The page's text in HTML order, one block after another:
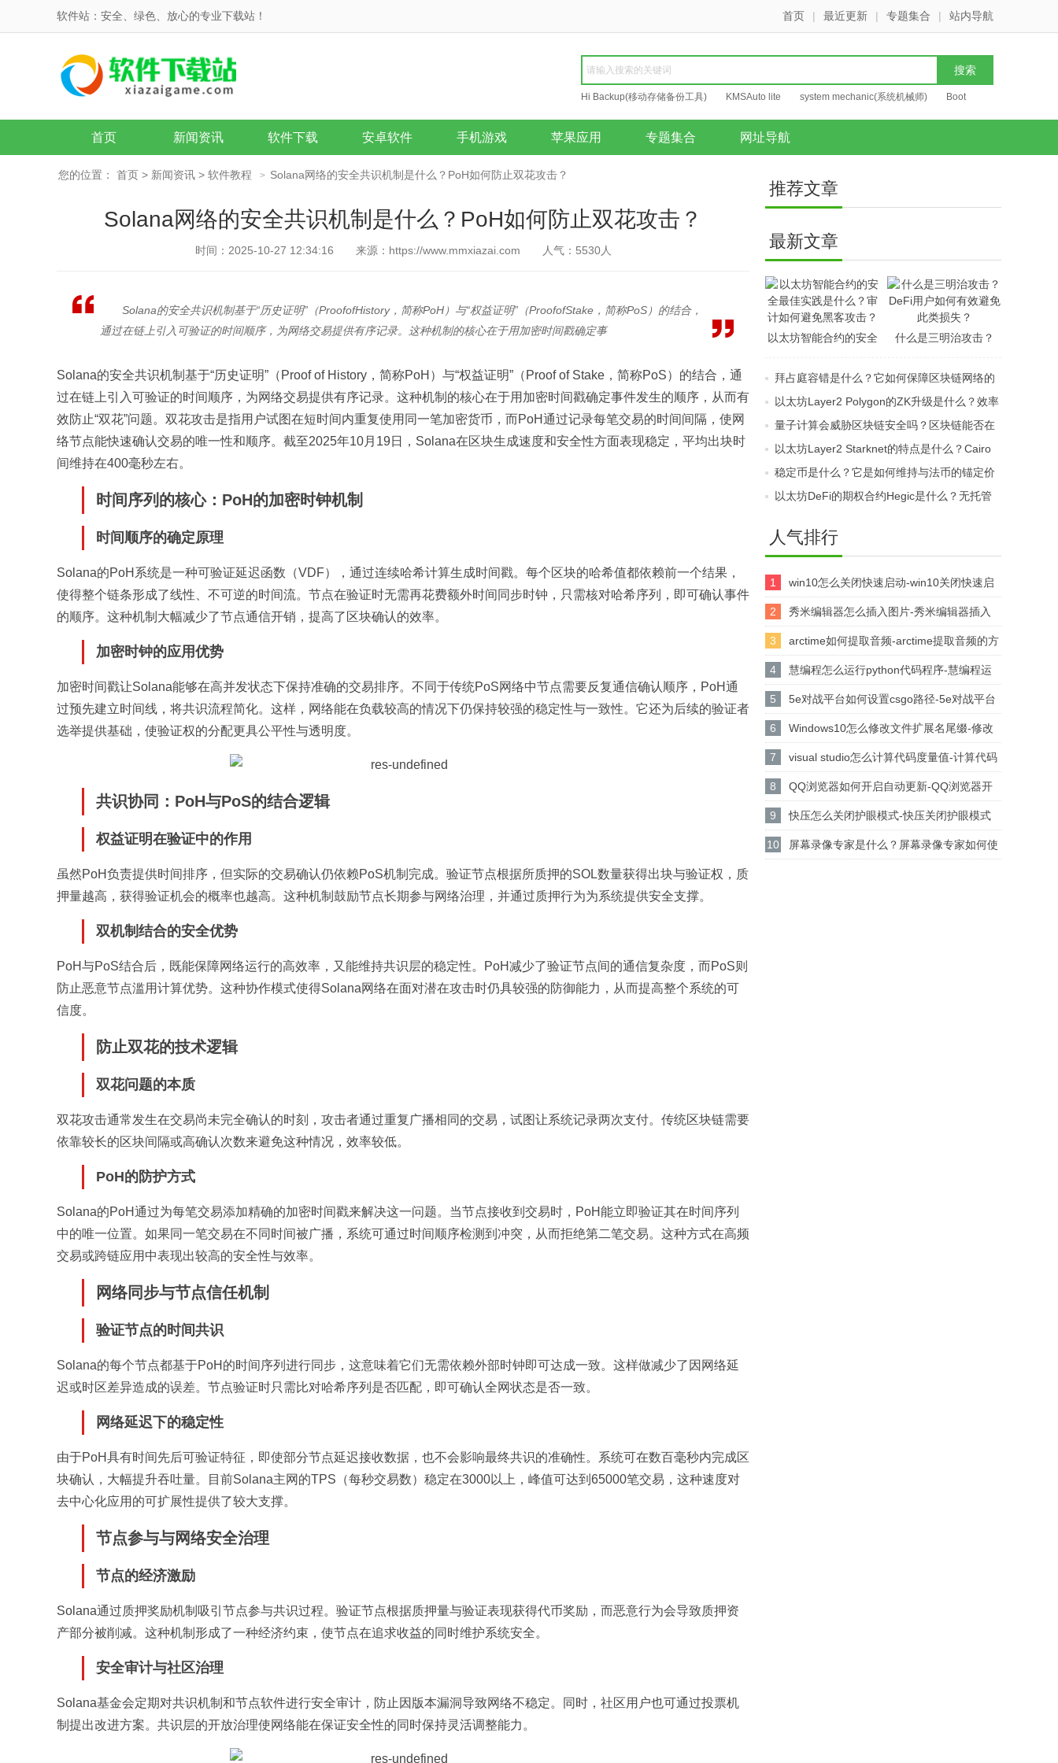
软件站：安全、绿色、放心的专业下载站！ 首页 | 最近更新 | 专题集合 | 站内导航
Hi Backup(移动存储备份工具) KMSAuto lite system mechanic(系统机械师) Boot
Repair
首页 新闻资讯 软件下载 安卓软件 手机游戏 苹果应用 专题集合 网址导航
您的位置： 首页 > 新闻资讯 > 软件教程 > Solana网络的安全共识机制是什么？PoH如何防止双花攻击？
Solana网络的安全共识机制是什么？PoH如何防止双花攻击？
时间：2025-10-27 12:34:16 来源：https://www.mmxiazai.com 人气： 5530人
Solana的安全共识机制基于“历史证明”（ProofofHistory，简称PoH）与“权益证明”（ProofofStake，简称PoS）的结合，
通过在链上引入可验证的时间顺序，为网络交易提供有序记录。这种机制的核心在于用加密时间戳确定事
Solana的安全共识机制基于“历史证明”（Proof of History，简称PoH）与“权益证明”（Proof of Stake，简称PoS）的结合，通
过在链上引入可验证的时间顺序，为网络交易提供有序记录。这种机制的核心在于用加密时间戳确定事件发生的顺序，从而有
效防止“双花”问题。双花攻击是指用户试图在短时间内重复使用同一笔加密货币，而PoH通过记录每笔交易的时间间隔，使网
络节点能快速确认交易的唯一性和顺序。截至2025年10月19日，Solana在区块生成速度和安全性方面表现稳定，平均出块时
间维持在400毫秒左右。
时间序列的核心：PoH的加密时钟机制
时间顺序的确定原理
Solana的PoH系统是一种可验证延迟函数（VDF），通过连续哈希计算生成时间戳。每个区块的哈希值都依赖前一个结果，
使得整个链条形成了线性、不可逆的时间流。节点在验证时无需再花费额外时间同步时钟，只需核对哈希序列，即可确认事件
的顺序。这种机制大幅减少了节点通信开销，提高了区块确认的效率。
加密时钟的应用优势
加密时间戳让Solana能够在高并发状态下保持准确的交易排序。不同于传统PoS网络中节点需要反复通信确认顺序，PoH通
过预先建立时间线，将共识流程简化。这样，网络能在负载较高的情况下仍保持较强的稳定性与一致性。它还为后续的验证者
选举提供基础，使验证权的分配更具公平性与透明度。
共识协同：PoH与PoS的结合逻辑
权益证明在验证中的作用
虽然PoH负责提供时间排序，但实际的交易确认仍依赖PoS机制完成。验证节点根据所质押的SOL数量获得出块与验证权，质
押量越高，获得验证机会的概率也越高。这种机制鼓励节点长期参与网络治理，并通过质押行为为系统提供安全支撑。
双机制结合的安全优势
PoH与PoS结合后，既能保障网络运行的高效率，又能维持共识层的稳定性。PoH减少了验证节点间的通信复杂度，而PoS则
防止恶意节点滥用计算优势。这种协作模式使得Solana网络在面对潜在攻击时仍具较强的防御能力，从而提高整个系统的可
信度。
防止双花的技术逻辑
双花问题的本质
双花攻击通常发生在交易尚未完全确认的时刻，攻击者通过重复广播相同的交易，试图让系统记录两次支付。传统区块链需要
依靠较长的区块间隔或高确认次数来避免这种情况，效率较低。
PoH的防护方式
Solana的PoH通过为每笔交易添加精确的加密时间戳来解决这一问题。当节点接收到交易时，PoH能立即验证其在时间序列
中的唯一位置。如果同一笔交易在不同时间被广播，系统可通过时间顺序检测到冲突，从而拒绝第二笔交易。这种方式在高频
交易或跨链应用中表现出较高的安全性与效率。
网络同步与节点信任机制
验证节点的时间共识
Solana的每个节点都基于PoH的时间序列进行同步，这意味着它们无需依赖外部时钟即可达成一致。这样做减少了因网络延
迟或时区差异造成的误差。节点验证时只需比对哈希序列是否匹配，即可确认全网状态是否一致。
网络延迟下的稳定性
由于PoH具有时间先后可验证特征，即使部分节点延迟接收数据，也不会影响最终共识的准确性。系统可在数百毫秒内完成区
块确认，大幅提升吞吐量。目前Solana主网的TPS（每秒交易数）稳定在3000以上，峰值可达到65000笔交易，这种速度对
去中心化应用的可扩展性提供了较大支撑。
节点参与与网络安全治理
节点的经济激励
Solana通过质押奖励机制吸引节点参与共识过程。验证节点根据质押量与验证表现获得代币奖励，而恶意行为会导致质押资
产部分被削减。这种机制形成了一种经济约束，使节点在追求收益的同时维护系统安全。
安全审计与社区治理
Solana基金会定期对共识机制和节点软件进行安全审计，防止因版本漏洞导致网络不稳定。同时，社区用户也可通过投票机
制提出改进方案。共识层的开放治理使网络能在保证安全性的同时保持灵活调整能力。
推荐文章
最新文章
以太坊智能合约的安全
如何避免黑客攻击？
什么是三明治攻击？
此类损失？
拜占庭容错是什么？它如何保障区块链网络的
安全共识？
以太坊Layer2 Polygon的ZK升级是什么？效率
如何进一步提升？
量子计算会威胁区块链安全吗？区块链能否在
量子跃迁中存活？
以太坊Layer2 Starknet的特点是什么？Cairo
语言如何增强功能？
稳定币是什么？它是如何维持与法币的锚定价
值？以太坊DeFi的期权合约Hegic是什么？无托管
人气排行
1 win10怎么关闭快速启动-win10关闭快速启
动的方法
2 秀米编辑器怎么插入图片-秀米编辑器插入
图片的方法
3 arctime如何提取音频-arctime提取音频的方
法介绍
4 慧编程怎么运行python代码程序-慧编程运
行python代码程序的方法
5 5e对战平台如何设置csgo路径-5e对战平台
设置csgo路径的方法
6 Windows10怎么修改文件扩展名尾缀-修改
文件扩展名尾缀方法
7 visual studio怎么计算代码度量值-计算代码
度量值方法
8 QQ浏览器如何开启自动更新-QQ浏览器开
启自动更新的方法
9 快压怎么关闭护眼模式-快压关闭护眼模式
的方法介绍
10 屏幕录像专家是什么？屏幕录像专家如何使